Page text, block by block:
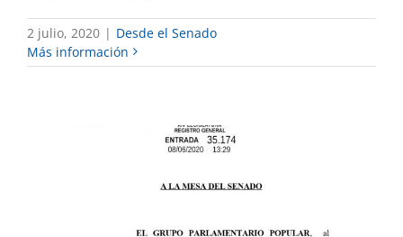
2 julio, 2020 | Desde el Senado
Más información
GESTIONES URGENTES PARA
AUTOMOCIÓN